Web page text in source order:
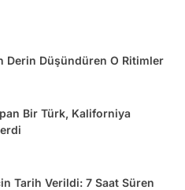
Derin Düşündüren O Ritimler
Bir Türk, Kaliforniya
Tarih Verildi: 7 Saat Süren